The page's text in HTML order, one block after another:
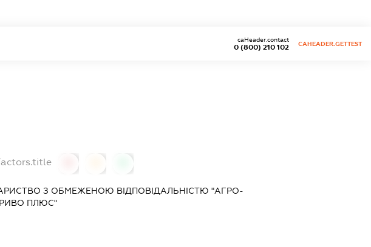
0 (800) 210 102
caHeader.contact
CAHEADER.GETTEST
З ОБМЕЖЕНОЮ ВІДПОВІДАЛЬНІСТЮ "АГРО-
ПЛЮС"